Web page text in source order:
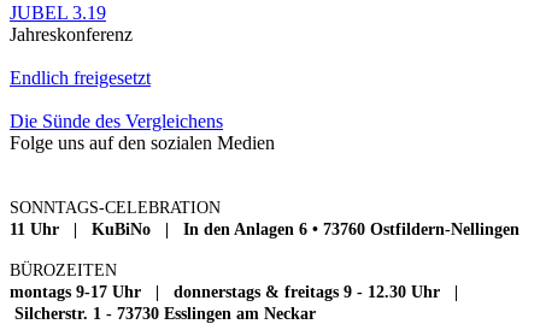
JUBEL 3.19
Jahreskonferenz
Endlich freigesetzt
Die Sünde des Vergleichens
Folge uns auf den sozialen Medien
SONNTAGS-CELEBRATION
11 Uhr | KuBiNo | In den Anlagen 6 • 73760 Ostfildern-Nellingen
BÜROZEITEN
montags 9-17 Uhr | donnerstags & freitags 9 - 12.30 Uhr |
Silcherstr. 1 - 73730 Esslingen am Neckar